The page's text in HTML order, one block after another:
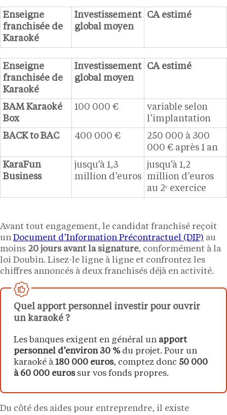
Enseigne
franchisée de
Karaoké
Investissement
global moyen
CA estimé
Enseigne
franchisée de
Karaoké
Investissement
global moyen
CA estimé
BAM Karaoké
Box
100 000 €
variable selon
l’implantation
BACK to BAC
400 000 €
250 000 à 300
000 € après 1 an
KaraFun
Business
jusqu’à 1,3
million d’euros
jusqu’à 1,2
million d’euros
au 2ᵉ exercice
Avant tout engagement, le candidat franchisé reçoit
un Document d’Information Précontractuel (DIP) au
moins 20 jours avant la signature, conformément à la
loi Doubin. Lisez-le ligne à ligne et confrontez les
chiffres annoncés à deux franchisés déjà en activité.
Quel apport personnel investir pour ouvrir
un karaoké ?
Les banques exigent en général un apport
personnel d’environ 30 %du projet. Pour un
karaoké à 180 000 euros, comptez donc 50 000
à 60 000 eurossur vos fonds propres.
Du côté des aides pour entreprendre, il existe